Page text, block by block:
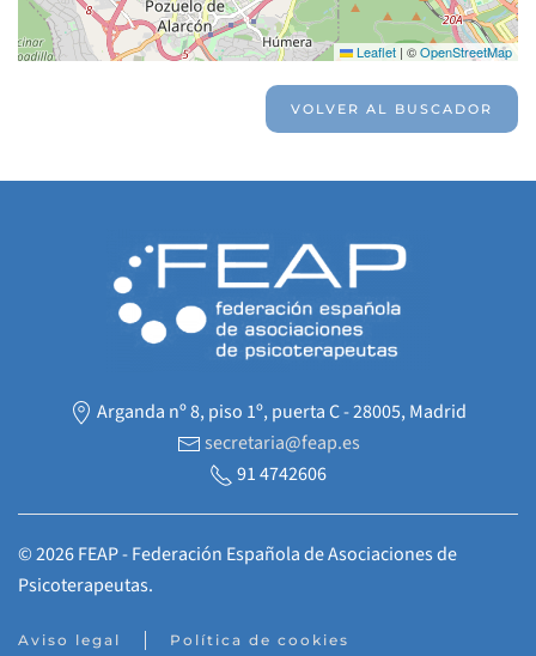
Leaflet | ©OpenStreetMap
VOLVER AL BUSCADOR
Arganda nº 8, piso 1º, puerta C - 28005, Madrid
secretaria@feap.es
91 4742606
©2026FEAP - Federación Española de Asociaciones de
Psicoterapeutas.
Aviso legal Política de cookies